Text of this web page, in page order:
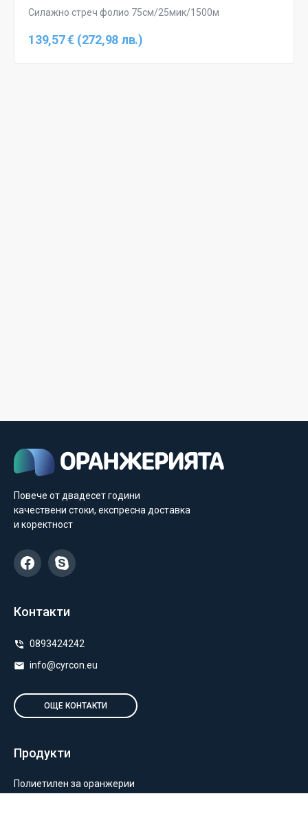
Силажно стреч фолио 75см/25мик/1500м
139,57 € (272,98 лв.)
Повече от двадесет години
качествени стоки, експресна доставка
и коректност
Контакти
0893424242
info@cyrcon.eu
ОЩЕ КОНТАКТИ
Продукти
Полиетилен за оранжерии